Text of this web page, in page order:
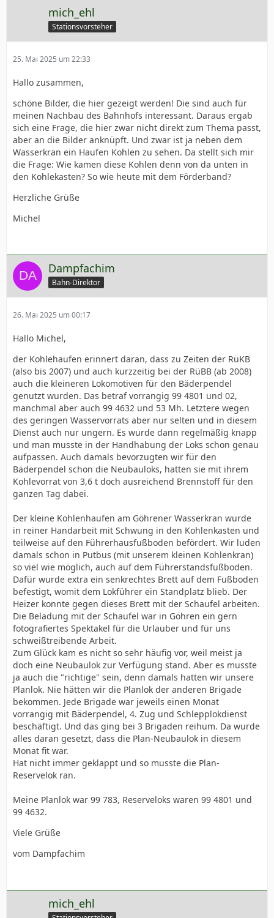
mich_ehl
Stationsvorsteher
25. Mai 2025 um 22:33
Hallo zusammen,
schöne Bilder, die hier gezeigt werden! Die sind auch für
meinen Nachbau des Bahnhofs interessant. Daraus ergab
sich eine Frage, die hier zwar nicht direkt zum Thema passt,
aber an die Bilder anknüpft. Und zwar ist ja neben dem
Wasserkran ein Haufen Kohlen zu sehen. Da stellt sich mir
die Frage: Wie kamen diese Kohlen denn von da unten in
den Kohlekasten? So wie heute mit dem Förderband?
Herzliche Grüße
Michel
Dampfachim
Bahn-Direktor
26. Mai 2025 um 00:17
Hallo Michel,
der Kohlehaufen erinnert daran, dass zu Zeiten der RüKB
(also bis 2007) und auch kurzzeitig bei der RüBB (ab 2008)
auch die kleineren Lokomotiven für den Bäderpendel
genutzt wurden. Das betraf vorrangig 99 4801 und 02,
manchmal aber auch 99 4632 und 53 Mh. Letztere wegen
des geringen Wasservorrats aber nur selten und in diesem
Dienst auch nur ungern. Es wurde dann regelmäßig knapp
und man musste in der Handhabung der Loks schon genau
aufpassen. Auch damals bevorzugten wir für den
Bäderpendel schon die Neubauloks, hatten sie mit ihrem
Kohlevorrat von 3,6 t doch ausreichend Brennstoff für den
ganzen Tag dabei.
Der kleine Kohlenhaufen am Göhrener Wasserkran wurde
in reiner Handarbeit mit Schwung in den Kohlenkasten und
teilweise auf den Führerhausfußboden befördert. Wir luden
damals schon in Putbus (mit unserem kleinen Kohlenkran)
so viel wie möglich, auch auf dem Führerstandsfußboden.
Dafür wurde extra ein senkrechtes Brett auf dem Fußboden
befestigt, womit dem Lokführer ein Standplatz blieb. Der
Heizer konnte gegen dieses Brett mit der Schaufel arbeiten.
Die Beladung mit der Schaufel war in Göhren ein gern
fotografiertes Spektakel für die Urlauber und für uns
schweißtreibende Arbeit.
Zum Glück kam es nicht so sehr häufig vor, weil meist ja
doch eine Neubaulok zur Verfügung stand. Aber es musste
ja auch die "richtige" sein, denn damals hatten wir unsere
Planlok. Nie hätten wir die Planlok der anderen Brigade
bekommen. Jede Brigade war jeweils einen Monat
vorrangig mit Bäderpendel, 4. Zug und Schlepplokdienst
beschäftigt. Und das ging bei 3 Brigaden reihum. Da wurde
alles daran gesetzt, dass die Plan-Neubaulok in diesem
Monat fit war.
Hat nicht immer geklappt und so musste die Plan-
Reservelok ran.
Meine Planlok war 99 783, Reserveloks waren 99 4801 und
99 4632.
Viele Grüße
vom Dampfachim
mich_ehl